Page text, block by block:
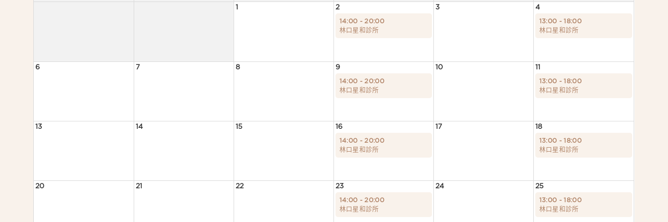
1
2 3 4
14:00 - 20:00
林口星和診所
13:00 - 18:00
林口星和診所
6 7 8 9 10 11
14:00 - 20:00
林口星和診所
13:00 - 18:00
林口星和診所
13 14 15 16 17 18
14:00 - 20:00
林口星和診所
13:00 - 18:00
林口星和診所
20 21 22 23 24 25
14:00 - 20:00
林口星和診所
13:00 - 18:00
林口星和診所